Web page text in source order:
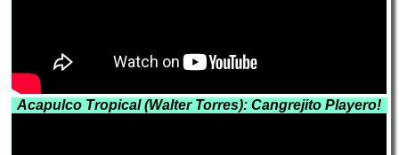
Acapulco Tropical (Walter Torres): Cangrejito Playero!